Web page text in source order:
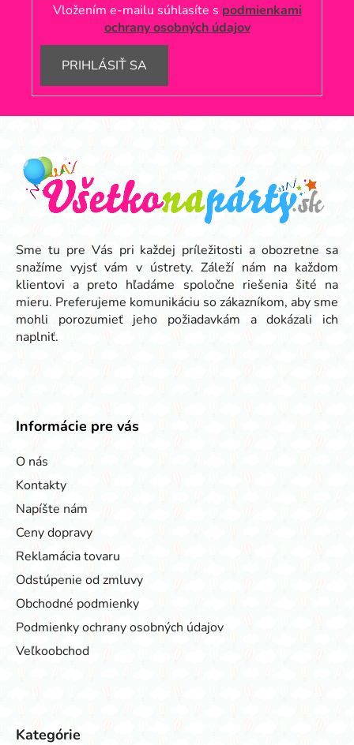
Vložením e-mailu súhlasíte s podmienkami
ochrany osobných údajov
PRIHLÁSIŤ SA
Z
Sme tu pre Vás pri každej príležitosti a obozretne sa
snažíme vyjsť vám v ústrety. Záleží nám na každom
klientovi a preto hľadáme spoločne riešenia šité na
mieru. Preferujeme komunikáciu so zákazníkom, aby sme
mohli porozumieť jeho požiadavkám a dokázali ich
naplniť.
Informácie pre vás
O nás
Kontakty
Napíšte nám
Ceny dopravy
Reklamácia tovaru
Odstúpenie od zmluvy
Obchodné podmienky
Podmienky ochrany osobných údajov
Veľkoobchod
Kategórie